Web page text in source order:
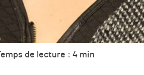
Temps de lecture : 4 min